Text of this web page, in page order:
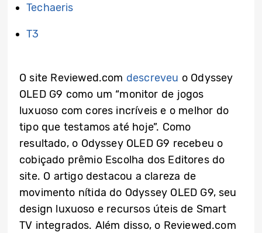
Techaeris
T3
O site Reviewed.com descreveu o Odyssey
OLED G9 como um “monitor de jogos
luxuoso com cores incríveis e o melhor do
tipo que testamos até hoje”. Como
resultado, o Odyssey OLED G9 recebeu o
cobiçado prêmio Escolha dos Editores do
site. O artigo destacou a clareza de
movimento nítida do Odyssey OLED G9, seu
design luxuoso e recursos úteis de Smart
TV integrados. Além disso, o Reviewed.com